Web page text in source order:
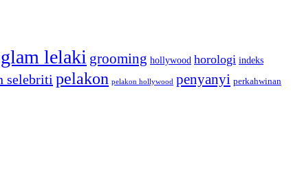
glam lelaki grooming hollywood horologi indeks
selebriti pelakon pelakon hollywood penyanyi perkahwinan